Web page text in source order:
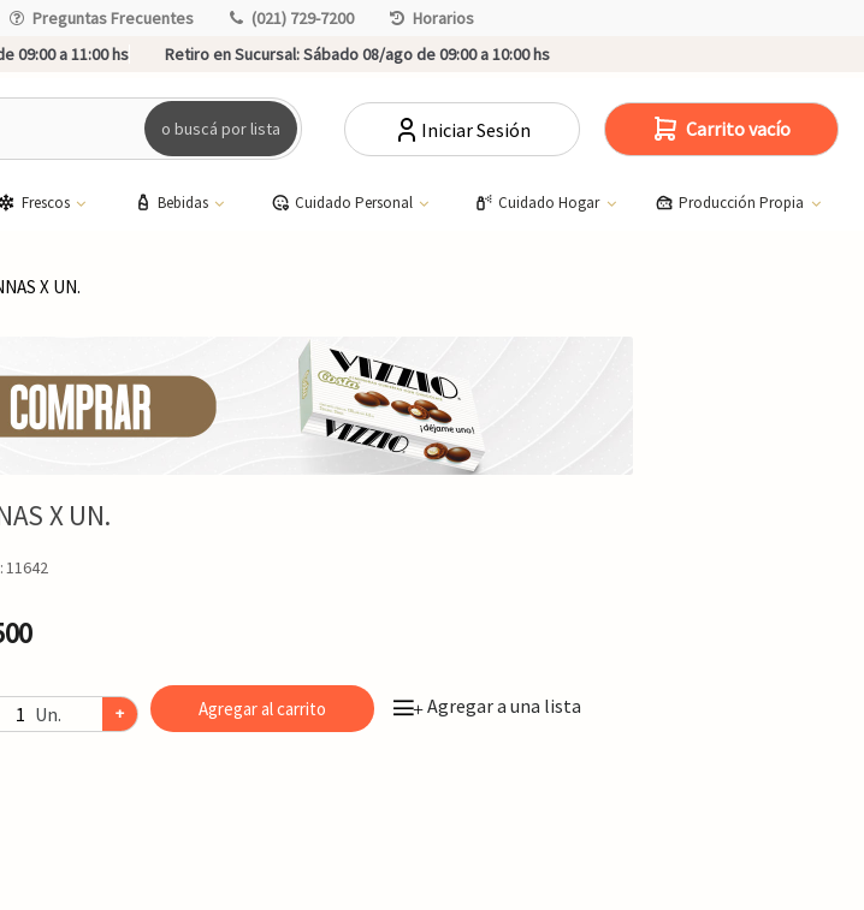
Preguntas Frecuentes (021) 729-7200
Horarios
09:00 a 11:00 hs Retiro en Sucursal:Sábado 08/ago de 09:00 a 10:00 hs
o buscá por lista Iniciar Sesión Carrito vacío
Frescos Bebidas Cuidado Personal Cuidado Hogar Producción Propia
X UN.
X UN.
11642
Un. + Agregar al carrito +Agregar a una lista